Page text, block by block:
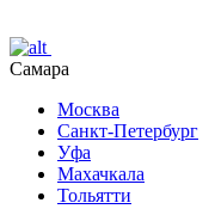
Самара
Москва
Санкт-Петербург
Уфа
Махачкала
Тольятти